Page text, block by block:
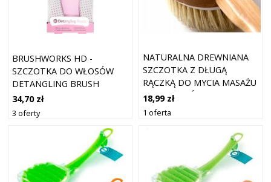
BRUSHWORKS HD -
SZCZOTKA DO WŁOSÓW
DETANGLING BRUSH
34,70 zł
3 oferty
NATURALNA DREWNIANA
SZCZOTKA Z DŁUGĄ
RĄCZKĄ DO MYCIA MASAŻU
CIAŁA PLECÓW
18,99 zł
1 oferta